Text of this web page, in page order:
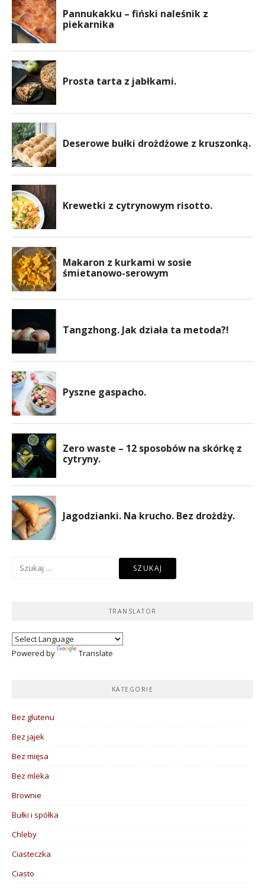
Szukaj:
TRANSLATOR
Powered by Translate
KATEGORIE
Bez glutenu
Bez jajek
Bez mięsa
Bez mleka
Brownie
Bułki i spółka
Chleby
Ciasteczka
Ciasto